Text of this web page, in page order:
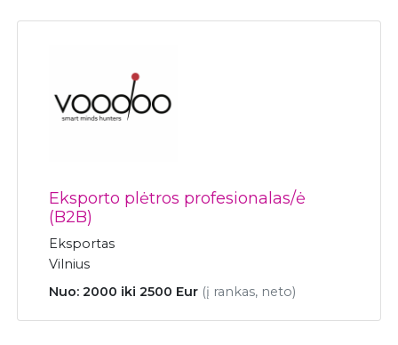
Eksporto plėtros profesionalas/ė
(B2B)
Eksportas
Vilnius
Nuo: 2000 iki 2500 Eur (į rankas, neto)